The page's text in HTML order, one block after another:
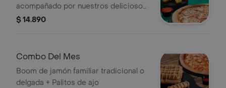
acompañado por nuestros deliciosos
mini palitos
$ 14.890
Combo Del Mes
Boom de jamón familiar tradicional o
delgada + Palitos de ajo